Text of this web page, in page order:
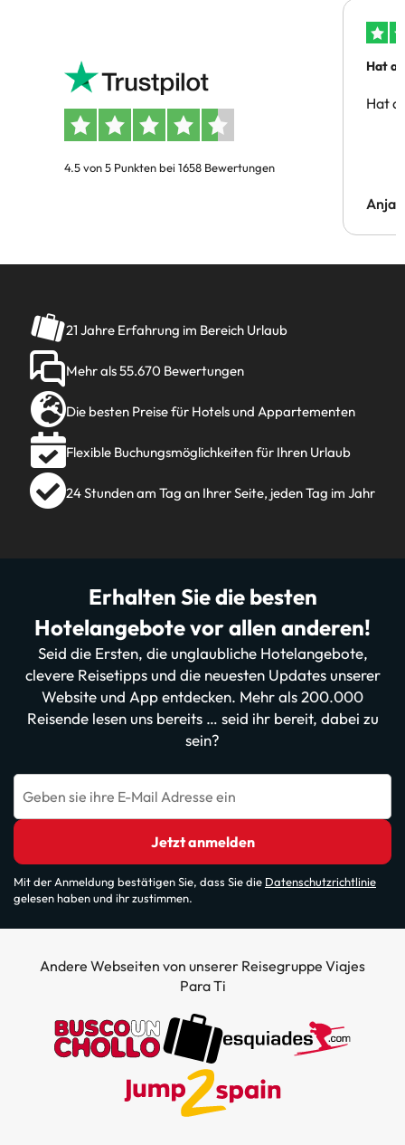
4.5 von 5 Punkten bei 1658 Bewertungen
Hat
Hat
Anja
21 Jahre Erfahrung im Bereich Urlaub
Mehr als 55.670 Bewertungen
Die besten Preise für Hotels und Appartementen
Flexible Buchungsmöglichkeiten für Ihren Urlaub
24 Stunden am Tag an Ihrer Seite, jeden Tag im Jahr
Erhalten Sie die besten
Hotelangebote vor allen anderen!
Seid die Ersten, die unglaubliche Hotelangebote,
clevere Reisetipps und die neuesten Updates unserer
Website und App entdecken. Mehr als 200.000
Reisende lesen uns bereits … seid ihr bereit, dabei zu
sein?
Geben sie ihre E-Mail Adresse ein
Jetzt anmelden
Mit der Anmeldung bestätigen Sie, dass Sie die Datenschutzrichtlinie
gelesen haben und ihr zustimmen.
Andere Webseiten von unserer Reisegruppe Viajes
Para Ti